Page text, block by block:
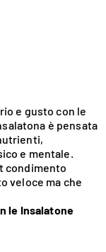
e gusto con le
è pensata
e mentale.
condimento
veloce ma che
le Insalatone